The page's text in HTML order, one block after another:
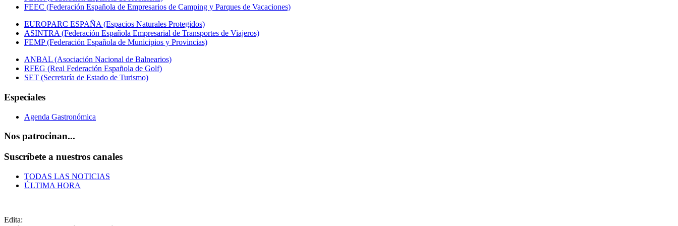
FEEC (Federación Española de Empresarios de Camping y Parques de Vacaciones)
EUROPARC ESPAÑA (Espacios Naturales Protegidos)
ASINTRA (Federación Española Empresarial de Transportes de Viajeros)
FEMP (Federación Española de Municipios y Provincias)
ANBAL (Asociación Nacional de Balnearios)
RFEG (Real Federación Española de Golf)
SET (Secretaría de Estado de Turismo)
Especiales
Agenda Gastronómica
Nos patrocinan...
Suscríbete a nuestros canales
TODAS LAS NOTICIAS
ÚLTIMA HORA
Edita: